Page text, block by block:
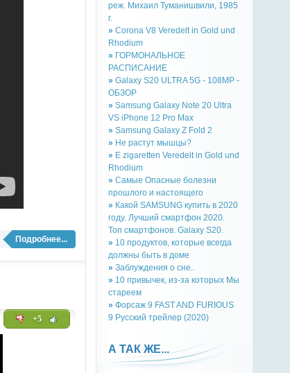
Подробнее...
+5
реж. Михаил Туманишвили, 1985
г.
» Corona V8 Veredelt in Gold und
Rhodium
» ГОРМОНАЛЬНОЕ
РАСПИСАНИЕ
» Galaxy S20 ULTRA 5G - 108MP -
ОБЗОР
» Samsung Galaxy Note 20 Ultra
VS iPhone 12 Pro Max
» Samsung Galaxy Z Fold 2
» Не растут мышцы?
» E zigaretten Veredelt in Gold und
Rhodium
» Самые Опасные болезни
прошлого и настоящего
» Какой SAMSUNG купить в 2020
году. Лучший смартфон 2020.
Топ смартфонов. Galaxy S20.
» 10 продуктов, которые всегда
должны быть в доме
» Заблуждения о сне..
» 10 привычек, из-за которых Мы
стареем
» Форсаж 9 FAST AND FURIOUS
9 Русский трейлер (2020)
А ТАК ЖЕ...